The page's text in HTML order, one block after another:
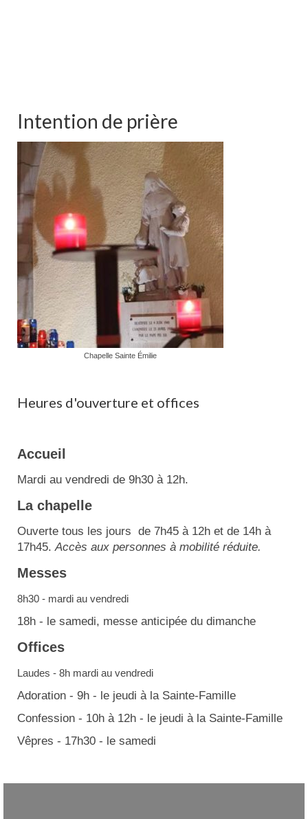
Intention de prière
Chapelle Sainte Émilie
Heures d'ouverture et offices
Accueil
Mardi au vendredi de 9h30 à 12h.
La chapelle
Ouverte tous les jours de 7h45 à 12h et de 14h à
17h45.Accès aux personnes à mobilité réduite.
Messes
8h30 - mardi au vendredi
18h - le samedi, messe anticipée du dimanche
Offices
Laudes - 8h mardi au vendredi
Adoration - 9h - le jeudi à la Sainte-Famille
Confession - 10h à 12h - le jeudi à la Sainte-Famille
Vêpres - 17h30 - le samedi